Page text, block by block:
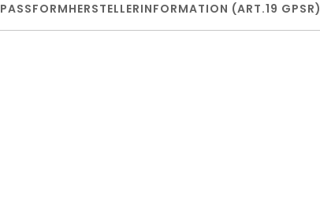
PASSFORMHERSTELLERINFORMATION (ART.19 GPSR)